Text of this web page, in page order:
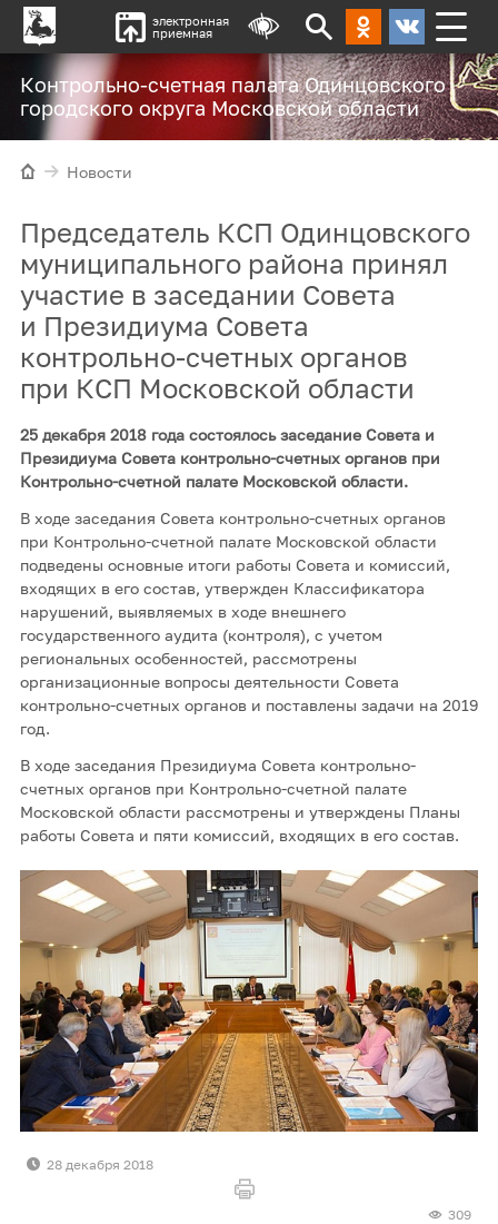
электронная
приемная
Контрольно-счетная палата Одинцовского
городского округа Московской области
Новости
Председатель КСП Одинцовского
муниципального района принял
участие в заседании Совета
и Президиума Совета
контрольно-счетных органов
при КСП Московской области
25 декабря 2018 года состоялось заседание Совета и
Президиума Совета контрольно-счетных органов при
Контрольно-счетной палате Московской области.
В ходе заседания Совета контрольно-счетных органов
при Контрольно-счетной палате Московской области
подведены основные итоги работы Совета и комиссий,
входящих в его состав, утвержден Классификатора
нарушений, выявляемых в ходе внешнего
государственного аудита (контроля), с учетом
региональных особенностей, рассмотрены
организационные вопросы деятельности Совета
контрольно-счетных органов и поставлены задачи на 2019
год.
В ходе заседания Президиума Совета контрольно-
счетных органов при Контрольно-счетной палате
Московской области рассмотрены и утверждены Планы
работы Совета и пяти комиссий, входящих в его состав.
28 декабря 2018
309